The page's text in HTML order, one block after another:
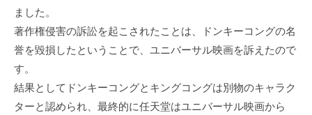
ました。
著作権侵害の訴訟を起こされたことは、ドンキーコングの名
誉を毀損したということで、ユニバーサル映画を訴えたので
す。
結果としてドンキーコングとキングコングは別物のキャラク
ターと認められ、最終的に任天堂はユニバーサル映画から